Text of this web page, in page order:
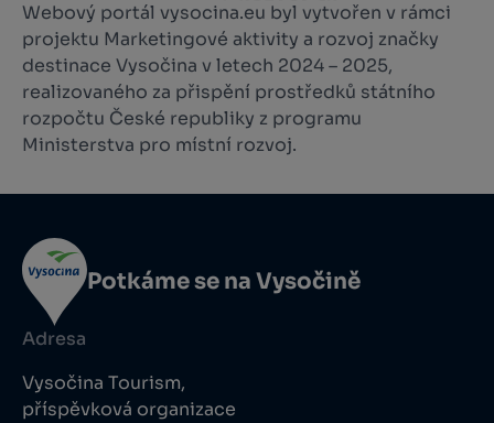
Webový portál vysocina.eu byl vytvořen v rámci
projektu Marketingové aktivity a rozvoj značky
destinace Vysočina v letech 2024 – 2025,
realizovaného za přispění prostředků státního
rozpočtu České republiky z programu
Ministerstva pro místní rozvoj.
Potkáme se na Vysočině
Adresa
Vysočina Tourism,
příspěvková organizace